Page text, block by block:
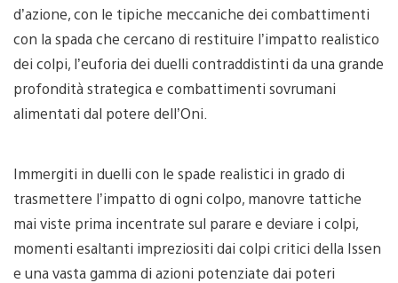
d’azione, con le tipiche meccaniche dei combattimenti
con la spada che cercano di restituire l’impatto realistico
dei colpi, l’euforia dei duelli contraddistinti da una grande
profondità strategica e combattimenti sovrumani
alimentati dal potere dell’Oni.
Immergiti in duelli con le spade realistici in grado di
trasmettere l’impatto di ogni colpo, manovre tattiche
mai viste prima incentrate sul parare e deviare i colpi,
momenti esaltanti impreziositi dai colpi critici della Issen
e una vasta gamma di azioni potenziate dai poteri